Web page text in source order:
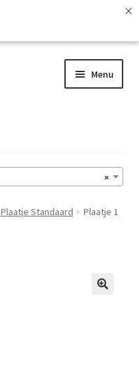
×
Menu
×
Plaatje Standaard
Plaatje 1